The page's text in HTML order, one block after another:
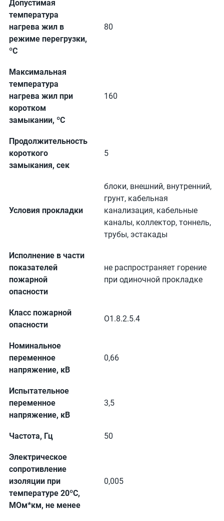
Допустимая
температура
нагрева жил в
режиме перегрузки,
ºС
80
Максимальная
температура
нагрева жил при
коротком
замыкании, ºС
160
Продолжительность
короткого
замыкания, сек
5
Условия прокладки
блоки, внешний, внутренний,
грунт, кабельная
канализация, кабельные
каналы, коллектор, тоннель,
трубы, эстакады
Исполнение в части
показателей
пожарной
опасности
не распространяет горение
при одиночной прокладке
Класс пожарной
опасности
О1.8.2.5.4
Номинальное
переменное
напряжение, кВ
0,66
Испытательное
переменное
напряжение, кВ
3,5
Частота, Гц 50
Электрическое
сопротивление
изоляции при
температуре 20ºC,
МОм*км, не менее
0,005